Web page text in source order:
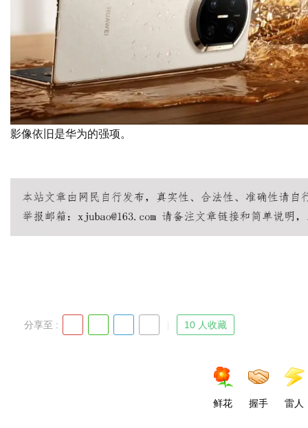
影像依旧是华为的强项。
分享至 : 10 人收藏
鲜花 握手 雷人